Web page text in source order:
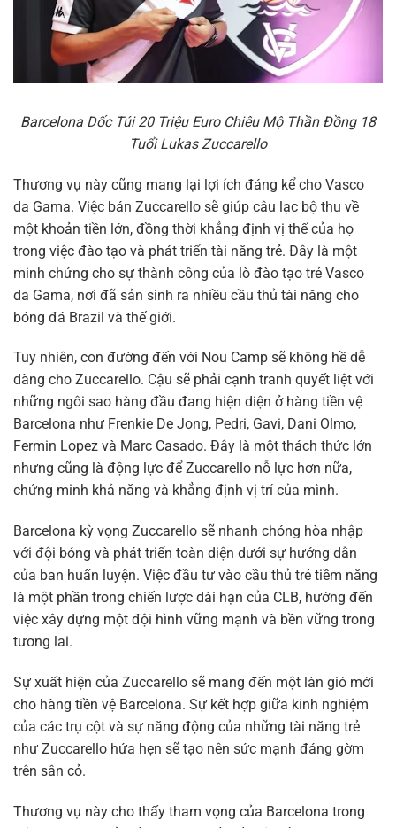
Barcelona Dốc Túi 20 Triệu Euro Chiêu Mộ Thần Đồng 18
Tuổi Lukas Zuccarello
Thương vụ này cũng mang lại lợi ích đáng kể cho Vasco
da Gama. Việc bán Zuccarello sẽ giúp câu lạc bộ thu về
một khoản tiền lớn, đồng thời khẳng định vị thế của họ
trong việc đào tạo và phát triển tài năng trẻ. Đây là một
minh chứng cho sự thành công của lò đào tạo trẻ Vasco
da Gama, nơi đã sản sinh ra nhiều cầu thủ tài năng cho
bóng đá Brazil và thế giới.
Tuy nhiên, con đường đến với Nou Camp sẽ không hề dễ
dàng cho Zuccarello. Cậu sẽ phải cạnh tranh quyết liệt với
những ngôi sao hàng đầu đang hiện diện ở hàng tiền vệ
Barcelona như Frenkie De Jong, Pedri, Gavi, Dani Olmo,
Fermin Lopez và Marc Casado. Đây là một thách thức lớn
nhưng cũng là động lực để Zuccarello nỗ lực hơn nữa,
chứng minh khả năng và khẳng định vị trí của mình.
Barcelona kỳ vọng Zuccarello sẽ nhanh chóng hòa nhập
với đội bóng và phát triển toàn diện dưới sự hướng dẫn
của ban huấn luyện. Việc đầu tư vào cầu thủ trẻ tiềm năng
là một phần trong chiến lược dài hạn của CLB, hướng đến
việc xây dựng một đội hình vững mạnh và bền vững trong
tương lai.
Sự xuất hiện của Zuccarello sẽ mang đến một làn gió mới
cho hàng tiền vệ Barcelona. Sự kết hợp giữa kinh nghiệm
của các trụ cột và sự năng động của những tài năng trẻ
như Zuccarello hứa hẹn sẽ tạo nên sức mạnh đáng gờm
trên sân cỏ.
Thương vụ này cho thấy tham vọng của Barcelona trong